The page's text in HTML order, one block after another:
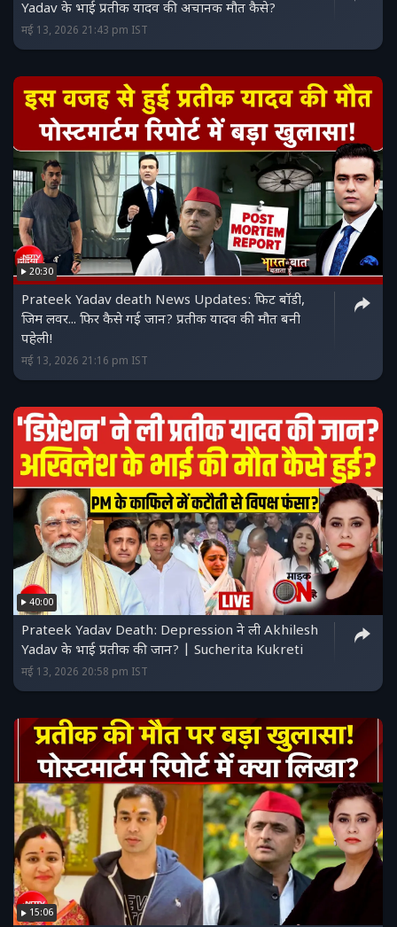
Yadav के भाई प्रतीक यादव की अचानक मौत कैसे?
मई 13, 2026 21:43 pm IST
20:30
Prateek Yadav death News Updates: फिट बॉडी,
जिम लवर... फिर कैसे गई जान? प्रतीक यादव की मौत बनी
पहेली!
मई 13, 2026 21:16 pm IST
40:00
Prateek Yadav Death: Depression ने ली Akhilesh
Yadav के भाई प्रतीक की जान? | Sucherita Kukreti
मई 13, 2026 20:58 pm IST
15:06